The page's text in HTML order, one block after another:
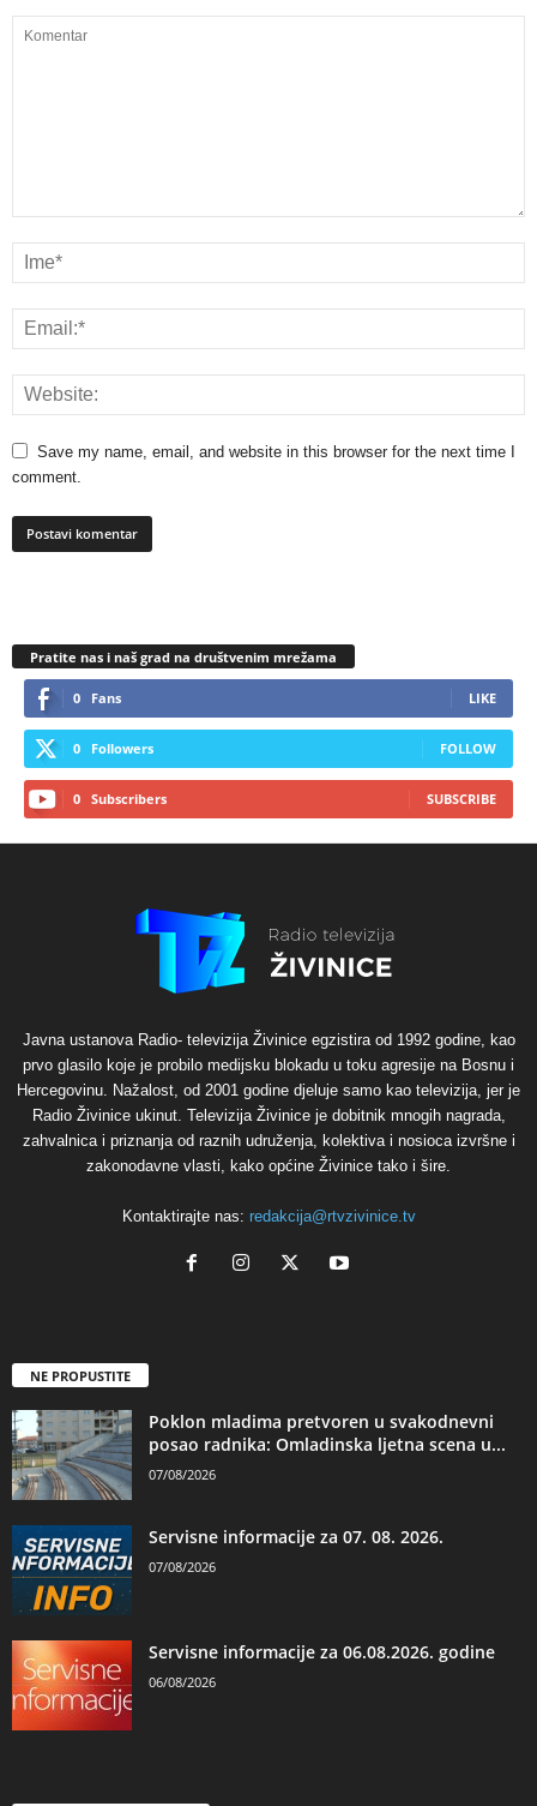
Save my name, email, and website in this browser for the next time I
comment.
Pratite nas i naš grad na društvenim mrežama
0 Fans LIKE
0 Followers FOLLOW
0 Subscribers SUBSCRIBE
Javna ustanova Radio- televizija Živinice egzistira od 1992 godine, kao
prvo glasilo koje je probilo medijsku blokadu u toku agresije na Bosnu i
Hercegovinu. Nažalost, od 2001 godine djeluje samo kao televizija, jer je
Radio Živinice ukinut. Televizija Živinice je dobitnik mnogih nagrada,
zahvalnica i priznanja od raznih udruženja, kolektiva i nosioca izvršne i
zakonodavne vlasti, kako općine Živinice tako i šire.
Kontaktirajte nas: redakcija@rtvzivinice.tv
NE PROPUSTITE
Poklon mladima pretvoren u svakodnevni
posao radnika: Omladinska ljetna scena u...
07/08/2026
Servisne informacije za 07. 08. 2026.
07/08/2026
Servisne informacije za 06.08.2026. godine
06/08/2026